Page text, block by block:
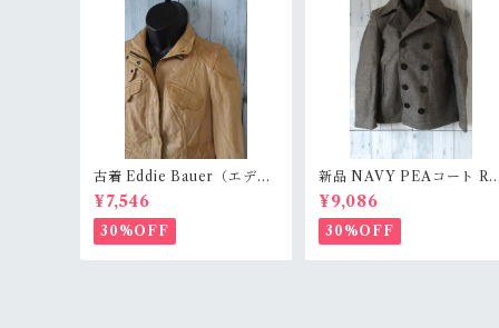
古着 Eddie Bauer（エデ
ィ・バウアー） レザージ
ャケットサイズS RankC
¥7,546
30%OFF
新品 NAVY PEAコート Ra
nkS
¥9,086
30%OFF